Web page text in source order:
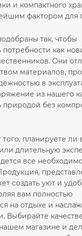
и компактного
фактором для
так, чтобы
как
Они
материалов,
в
из нашего
природой без
планируете ли
длительную
все
создать уют и
вам полностью
на отдыхе и
Выбирайте
магазине и